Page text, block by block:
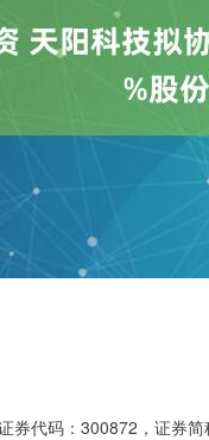
券代码：300872，证券